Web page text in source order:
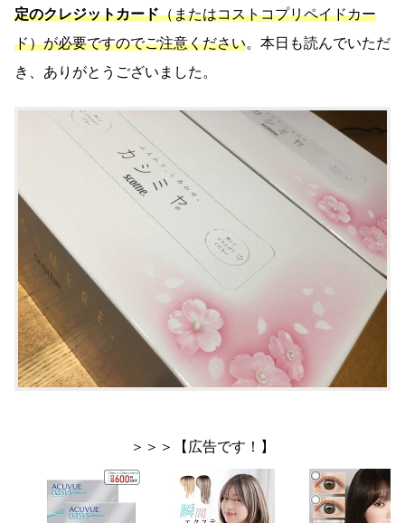
定のクレジットカード（またはコストコプリペイドカー
ド）が必要ですのでご注意ください。本日も読んでいただ
き、ありがとうございました。
＞＞＞【広告です！】